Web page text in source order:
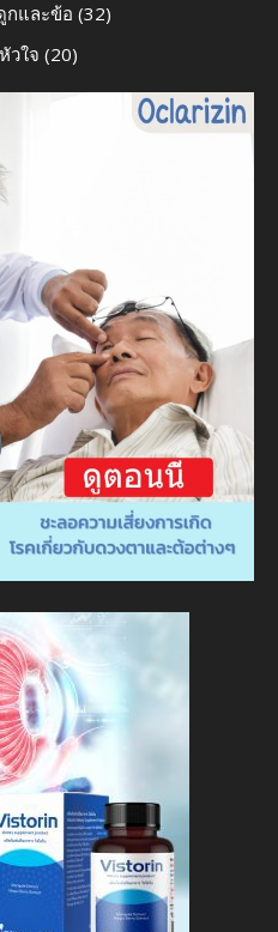
กและข้อ (32)
วใจ (20)